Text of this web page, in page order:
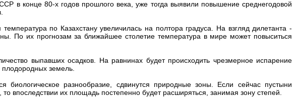
в конце 80-х годов прошлого века, уже тогда выявили повышение среднегодовой
по Казахстану увеличилась на полтора градуса. На взгляд дилетанта -
По их прогнозам за ближайшее столетие температура в мире может повыситься
выпавших осадков. На равнинах будет происходить чрезмерное испарение
плодородных земель.
биологическое разнообразие, сдвинутся природные зоны. Если сейчас пустыни
впоследствии их площадь постепенно будет расширяться, занимая зону степей.